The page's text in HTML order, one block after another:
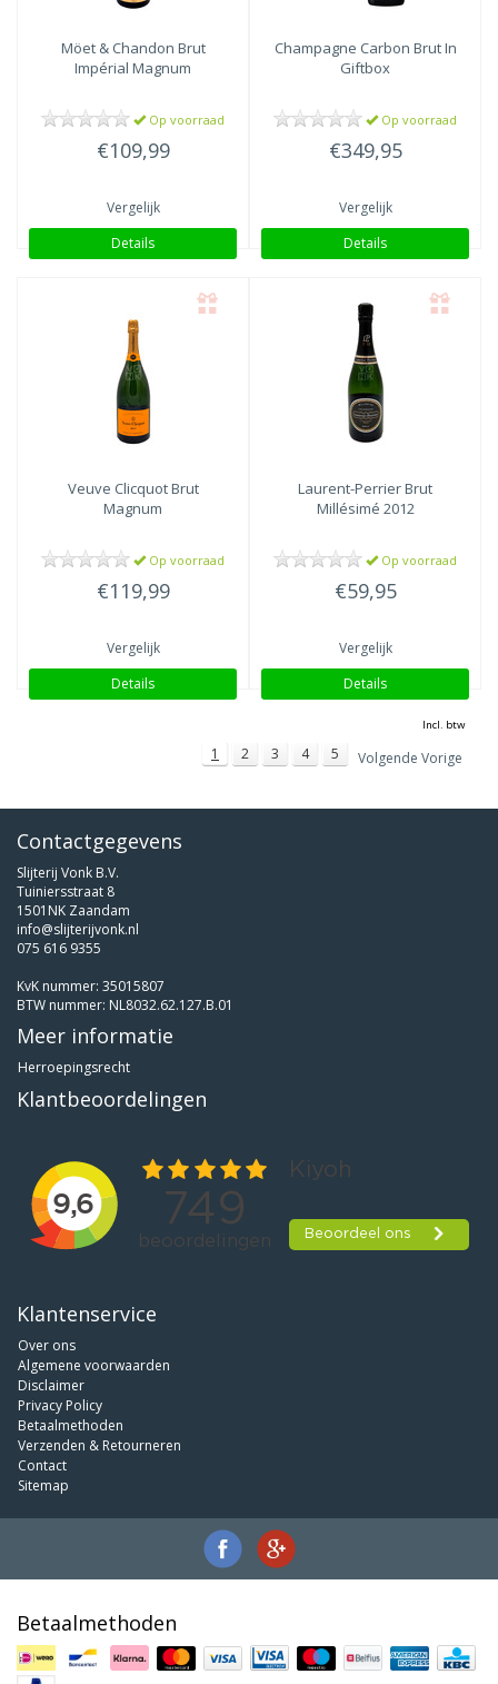
Möet & Chandon Brut
Impérial Magnum
Op voorraad
€109,99
Vergelijk
Details
Champagne Carbon Brut In
Giftbox
Op voorraad
€349,95
Vergelijk
Details
Veuve ClicquotBrut
Magnum
Op voorraad
€119,99
Vergelijk
Details
Laurent-PerrierBrut
Millésimé 2012
Op voorraad
€59,95
Vergelijk
Details
Incl. btw
1 2 3 4 5 Volgende Vorige
Contactgegevens
Slijterij Vonk B.V.
Tuiniersstraat 8
1501NK Zaandam
info@slijterijvonk.nl
075 616 9355
KvK nummer: 35015807
BTW nummer: NL8032.62.127.B.01
Meer informatie
Herroepingsrecht
Klantbeoordelingen
Klantenservice
Over ons
Algemene voorwaarden
Disclaimer
Privacy Policy
Betaalmethoden
Verzenden & Retourneren
Contact
Sitemap
Betaalmethoden